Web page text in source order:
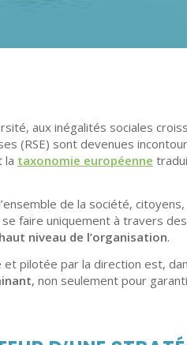
aux inégalités sociales
(RSE) sont devenues
la taxonomie européenne
de la société,
faire uniquement à travers
niveau de l’organisation.
pilotée par la direction est,
, non seulement pour